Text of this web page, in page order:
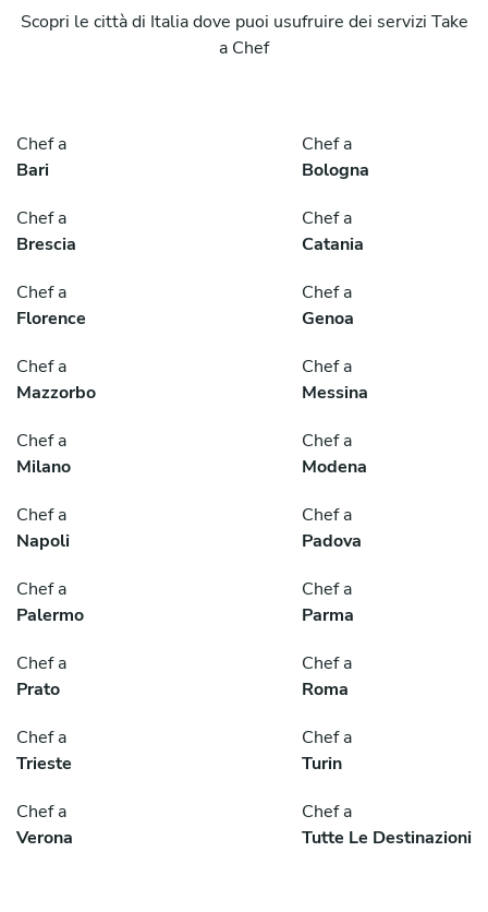
Scopri le città di Italia dove puoi usufruire dei servizi Take
a Chef
Chef a
Bari
Chef a
Bologna
Chef a
Brescia
Chef a
Catania
Chef a
Florence
Chef a
Genoa
Chef a
Mazzorbo
Chef a
Messina
Chef a
Milano
Chef a
Modena
Chef a
Napoli
Chef a
Padova
Chef a
Palermo
Chef a
Parma
Chef a
Prato
Chef a
Roma
Chef a
Trieste
Chef a
Turin
Chef a
Verona
Chef a
Tutte Le Destinazioni